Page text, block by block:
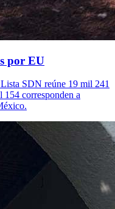
por EU
SDN reúne 19 mil 241
154 corresponden a